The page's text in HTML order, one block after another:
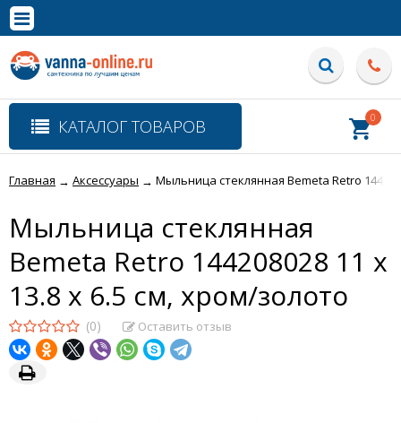
Полная версия сайта
КАТАЛОГ ТОВАРОВ 0
Главная → Аксессуары → Мыльница стеклянная Bemeta Retro
Мыльница стеклянная
Bemeta Retro 144208028 11 x
13.8 x 6.5 см, хром/золото
(0) Оставить отзыв